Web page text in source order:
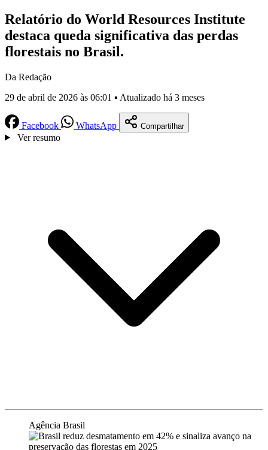
Relatório do World Resources Institute
destaca queda significativa das perdas
florestais no Brasil.
Da Redação
29 de abril de 2026 às 06:01 ▪ Atualizado há 3 meses
Facebook WhatsApp Compartilhar
Ver resumo
Agência Brasil